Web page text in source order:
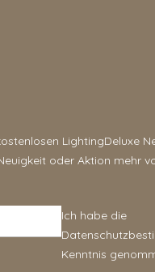
LightingDeluxe
oder Aktion mehr
Ich habe die
Kenntnis